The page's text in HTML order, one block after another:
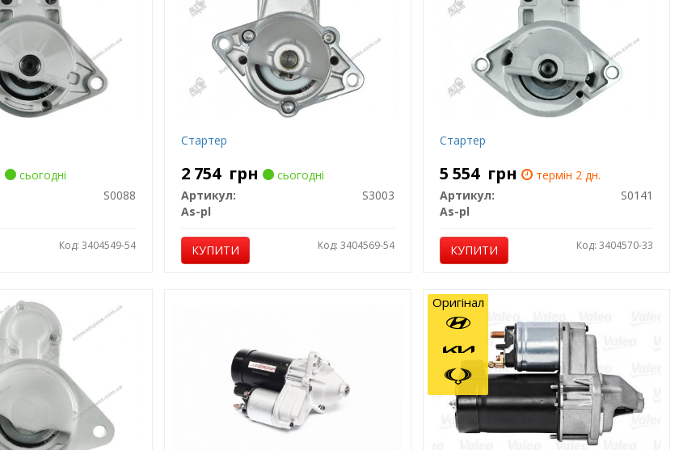
сьогодні
S0088
Код: 3404549-54
Стартер
2 754 грн
сьогодні
Артикул:
S3003
As-pl
КУПИТИ Код: 3404569-54
Стартер
5 554 грн
термін 2 дн.
Артикул:
S0141
As-pl
КУПИТИ Код: 3404570-33
Оригінал